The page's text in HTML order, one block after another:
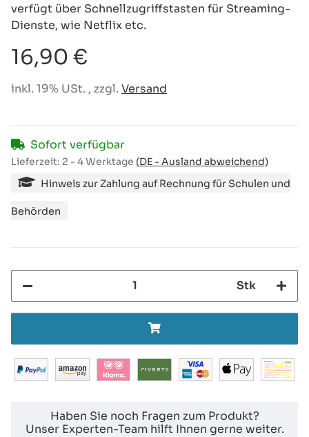
verfügt über Schnellzugriffstasten für Streaming-
Dienste, wie Netflix etc.
16,90 €
inkl. 19% USt. , zzgl. Versand
Sofort verfügbar
Lieferzeit: 2 - 4 Werktage (DE - Ausland abweichend)
Hinweis zur Zahlung auf Rechnung für Schulen und
Behörden
Stk
Haben Sie noch Fragen zum Produkt?
Unser Experten-Team hilft Ihnen gerne weiter.